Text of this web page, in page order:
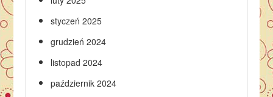
styczeń 2025
grudzień 2024
listopad 2024
październik 2024